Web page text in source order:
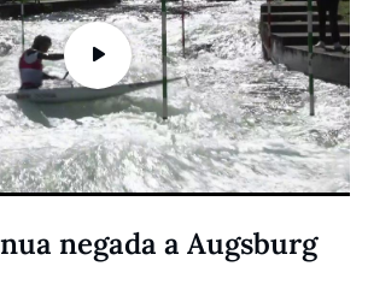
negada a Augsburg